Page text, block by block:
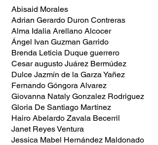
Abisaid Morales
Adrian Gerardo Duron Contreras
Alma Idalia Arellano Alcocer
Ángel Ivan Guzman Garrido
Brenda Leticia Duque guerrero
Cesar augusto Juárez Bermúdez
Dulce Jazmín de la Garza Yañez
Fernando Góngora Alvarez
Giovanna Nataly Gonzalez Rodriguez
Gloria De Santiago Martínez
Hairo Abelardo Zavala Becerril
Janet Reyes Ventura
Jessica Mabel Hernández Maldonado